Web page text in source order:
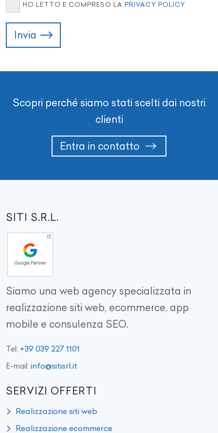
HO LETTO E COMPRESO LA PRIVACY POLICY
Invia
Scopri perché siamo stati scelti dai nostri
clienti
Entra in contatto
SITI S.R.L.
Siamo una web agency specializzata in
realizzazione siti web, ecommerce, app
mobile e consulenza SEO.
Tel: +39 039 227 1101
E-mail: info@sitisrl.it
SERVIZI OFFERTI
Realizzazione siti web
Realizzazione ecommerce